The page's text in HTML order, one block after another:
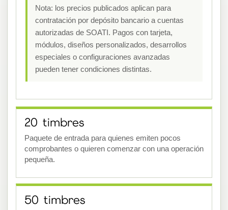
Nota: los precios publicados aplican para
contratación por depósito bancario a cuentas
autorizadas de SOATI. Pagos con tarjeta,
módulos, diseños personalizados, desarrollos
especiales o configuraciones avanzadas
pueden tener condiciones distintas.
20 timbres
Paquete de entrada para quienes emiten pocos
comprobantes o quieren comenzar con una operación
pequeña.
50 timbres